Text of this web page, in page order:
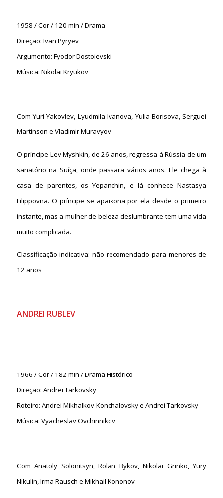
1958 / Cor / 120 min / Drama
Direção: Ivan Pyryev
Argumento: Fyodor Dostoievski
Música: Nikolai Kryukov
Com Yuri Yakovlev, Lyudmila Ivanova, Yulia Borisova, Serguei
Martinson e Vladimir Muravyov
O príncipe Lev Myshkin, de 26 anos, regressa à Rússia de um
sanatório na Suíça, onde passara vários anos. Ele chega à
casa de parentes, os Yepanchin, e lá conhece Nastasya
Filippovna. O príncipe se apaixona por ela desde o primeiro
instante, mas a mulher de beleza deslumbrante tem uma vida
muito complicada.
Classificação indicativa: não recomendado para menores de
12 anos
ANDREI RUBLEV
1966 / Cor / 182 min / Drama Histórico
Direção: Andrei Tarkovsky
Roteiro: Andrei Mikhalkov-Konchalovsky e Andrei Tarkovsky
Música: Vyacheslav Ovchinnikov
Com Anatoly Solonitsyn, Rolan Bykov, Nikolai Grinko, Yury
Nikulin, Irma Rausch e Mikhail Kononov